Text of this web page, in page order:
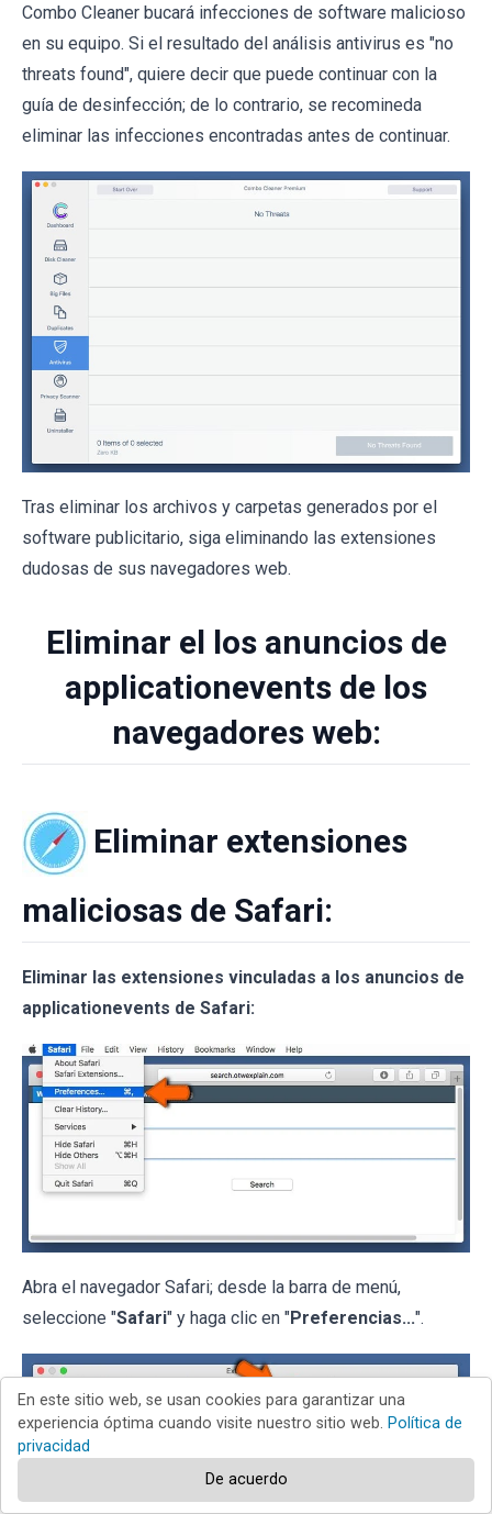
Combo Cleaner bucará infecciones de software malicioso
en su equipo. Si el resultado del análisis antivirus es "no
threats found", quiere decir que puede continuar con la
guía de desinfección; de lo contrario, se recomineda
eliminar las infecciones encontradas antes de continuar.
Tras eliminar los archivos y carpetas generados por el
software publicitario, siga eliminando las extensiones
dudosas de sus navegadores web.
Eliminar el los anuncios de
applicationevents de los
navegadores web:
Eliminar extensiones
maliciosas de Safari:
Eliminar las extensiones vinculadas a los anuncios de
applicationevents de Safari:
Abra el navegador Safari; desde la barra de menú,
seleccione "Safari" y haga clic en "Preferencias...".
En este sitio web, se usan cookies para garantizar una
experiencia óptima cuando visite nuestro sitio web. Política de
privacidad
De acuerdo